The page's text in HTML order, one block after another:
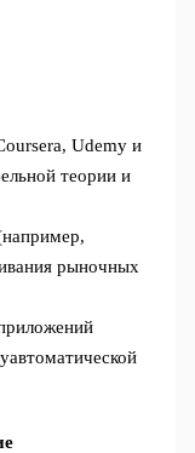
Udemy и
теории и
рыночных